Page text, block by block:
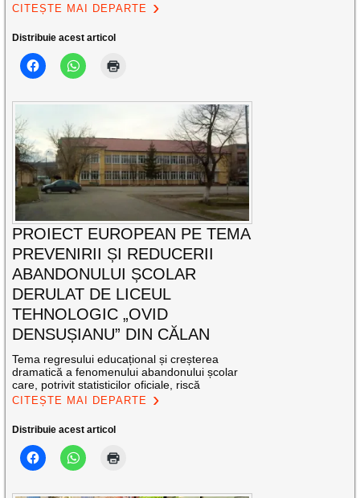
CITEȘTE MAI DEPARTE
Distribuie acest articol
PROIECT EUROPEAN PE TEMA
PREVENIRII ȘI REDUCERII
ABANDONULUI ȘCOLAR
DERULAT DE LICEUL
TEHNOLOGIC „OVID
DENSUȘIANU” DIN CĂLAN
Tema regresului educațional și creșterea
dramatică a fenomenului abandonului școlar
care, potrivit statisticilor oficiale, riscă
CITEȘTE MAI DEPARTE
Distribuie acest articol